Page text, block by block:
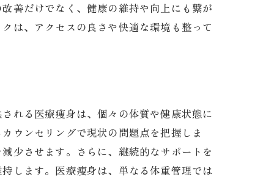
善だけでなく、健康の維持や向上にも繋が
は、アクセスの良さや快適な環境も整って
れる医療痩身は、個々の体質や健康状態に
ウンセリングで現状の問題点を把握しま
少させます。さらに、継続的なサポートを
します。医療痩身は、単なる体重管理では